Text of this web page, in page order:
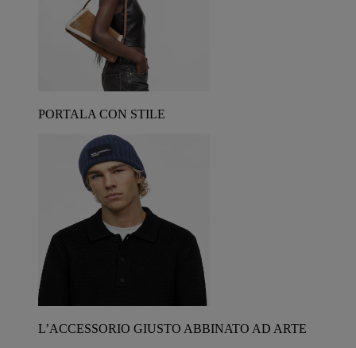
PORTALA CON STILE
L’ACCESSORIO GIUSTO ABBINATO AD ARTE